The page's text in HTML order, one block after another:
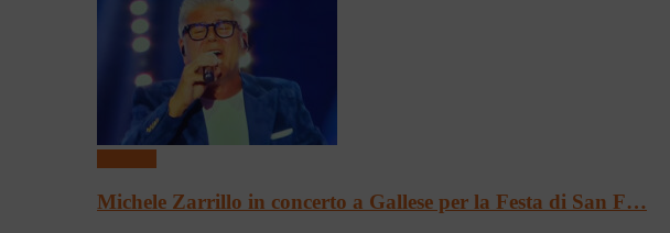
Michele Zarrillo in concerto a Gallese per la Festa di San F…